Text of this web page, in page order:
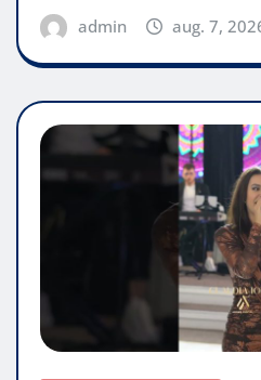
admin aug. 7,